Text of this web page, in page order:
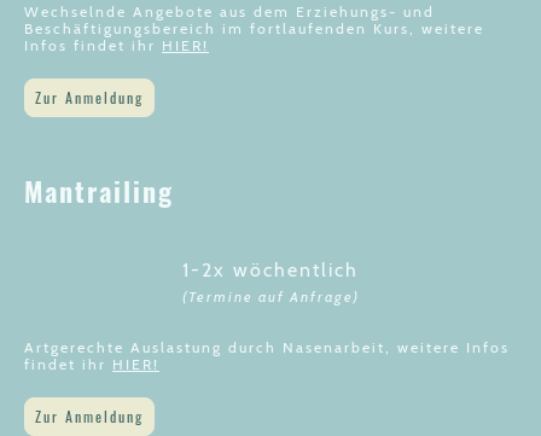
Wechselnde Angebote aus dem Erziehungs- und
Beschäftigungsbereich im fortlaufenden Kurs, weitere
Infos findet ihr HIER!
Zur Anmeldung
Mantrailing
1-2x wöchentlich
(Termine auf Anfrage)
Artgerechte Auslastung durch Nasenarbeit, weitere Infos
findet ihr HIER!
Zur Anmeldung